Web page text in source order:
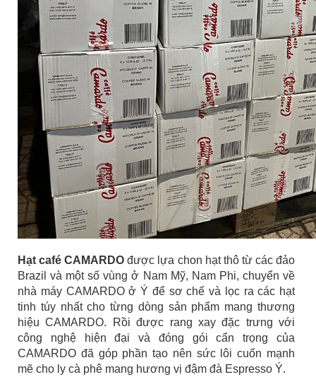
Hạt café CAMARDO được lựa chon hạt thô từ các đảo
Brazil và một số vùng ở Nam Mỹ, Nam Phi, chuyển về
nhà máy CAMARDO ở Ý để sơ chế và lọc ra các hạt
tinh túy nhất cho từng dòng sản phẩm mang thương
hiệu CAMARDO. Rồi được rang xay đặc trưng với
công nghệ hiện đại và đóng gói cẩn trọng của
CAMARDO đã góp phần tạo nên sức lôi cuốn mạnh
mẽ cho ly cà phê mang hương vị đậm đà Espresso Ý.